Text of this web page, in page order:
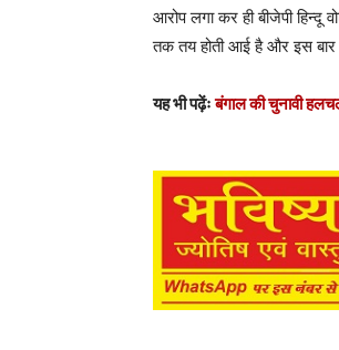
आरोप लगा कर ही बीजेपी हिन्दू
तक तय होती आई है और इस बार
यह भी पढ़ेंःबंगाल की चुनावी